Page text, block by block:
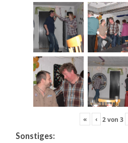
« ‹ 2von 3
Sonstiges: